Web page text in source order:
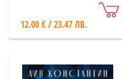
12.00 € / 23.47 ЛВ.